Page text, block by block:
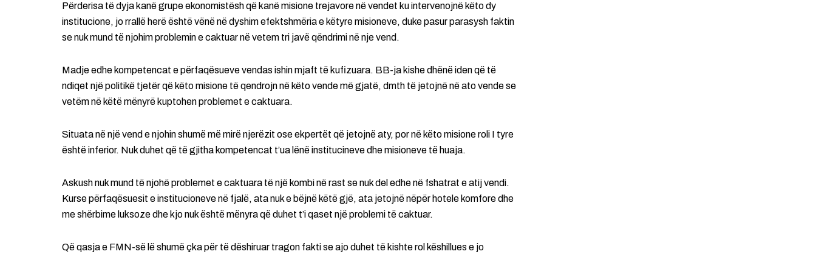
Përderisa të dyja kanë grupe ekonomistësh që kanë misione trejavore në vendet ku intervenojnë këto dy
institucione, jo rrallë herë është vënë në dyshim efektshmëria e këtyre misioneve, duke pasur parasysh faktin
se nuk mund të njohim problemin e caktuar në vetem tri javë qëndrimi në nje vend.
Madje edhe kompetencat e përfaqësueve vendas ishin mjaft të kufizuara. BB-ja kishe dhënë iden që të
ndiqet një politikë tjetër që këto misione të qendrojn në këto vende më gjatë, dmth të jetojnë në ato vende se
vetëm në këtë mënyrë kuptohen problemet e caktuara.
Situata në një vend e njohin shumë më mirë njerëzit ose ekpertët që jetojnë aty, por në këto misione roli I tyre
është inferior. Nuk duhet që të gjitha kompetencat t’ua lënë institucineve dhe misioneve të huaja.
Askush nuk mund të njohë problemet e caktuara të një kombi në rast se nuk del edhe në fshatrat e atij vendi.
Kurse përfaqësuesit e institucioneve në fjalë, ata nuk e bëjnë këtë gjë, ata jetojnë nëpër hotele komfore dhe
me shërbime luksoze dhe kjo nuk është mënyra që duhet t’i qaset një problemi të caktuar.
Që qasja e FMN-së lë shumë çka për të dëshiruar tragon fakti se ajo duhet të kishte rol këshillues e jo